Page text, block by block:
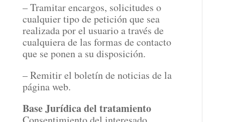
– Tramitar encargos, solicitudes o
cualquier tipo de petición que sea
realizada por el usuario a través de
cualquiera de las formas de contacto
que se ponen a su disposición.
– Remitir el boletín de noticias de la
página web.
Base Jurídica del tratamiento